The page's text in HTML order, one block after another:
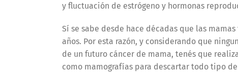
y fluctuación de estrógeno y hormonas
Sí se sabe desde hace décadas que las
años. Por esta razón, y considerando que
de un futuro cáncer de mama, tenés que
como mamografías para descartar todo tipo